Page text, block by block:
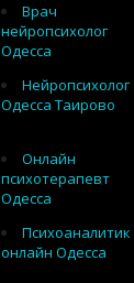
Врач
нейропсихолог
Одесса
Нейропсихолог
Одесса Таирово
Онлайн
психотерапевт
Одесса
Психоаналитик
онлайн Одесса